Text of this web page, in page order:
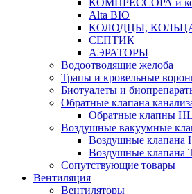
КОМПРЕССОРА и
Alta BIO
КОЛОДЦЫ,
СЕПТИК
АЭРАТОРЫ
Водоотводящие желоба
Трапы и кровельные
Биотуалеты и
Обратные клапана
Обратные клапны HL
Воздушные вакуумные
Воздушные клапана
Воздушные клапана
Сопутствующие товары
Вентиляция
Вентиляторы